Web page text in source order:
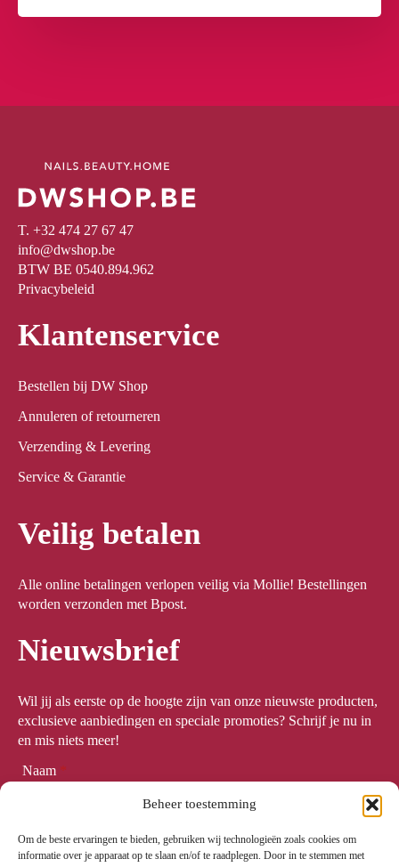
Beheer toestemming
Om de beste ervaringen te bieden, gebruiken wij technologieën zoals cookies om
informatie over je apparaat op te slaan en/of te raadplegen. Door in te stemmen met
T. +32 474 27 67 47
info@dwshop.be
BTW BE 0540.894.962
Privacybeleid
Klantenservice
Bestellen bij DW Shop
Annuleren of retourneren
Verzending & Levering
Service & Garantie
Veilig betalen
Alle online betalingen verlopen veilig via Mollie! Bestellingen
worden verzonden met Bpost.
Nieuwsbrief
Wil jij als eerste op de hoogte zijn van onze nieuwste producten,
exclusieve aanbiedingen en speciale promoties? Schrijf je nu in
en mis niets meer!
Naam *
Email *